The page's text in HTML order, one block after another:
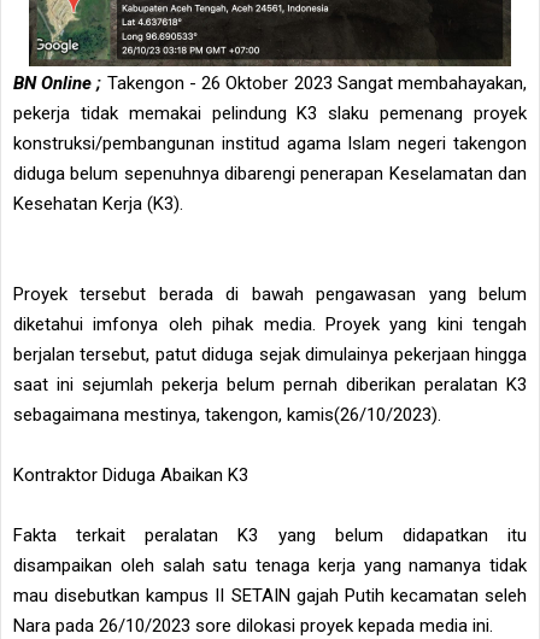
BN Online ; Takengon - 26 Oktober 2023 Sangat membahayakan,
pekerja tidak memakai pelindung K3 slaku pemenang proyek
konstruksi/pembangunan institud agama Islam negeri takengon
diduga belum sepenuhnya dibarengi penerapan Keselamatan dan
Kesehatan Kerja (K3).
Proyek tersebut berada di bawah pengawasan yang belum
diketahui imfonya oleh pihak media. Proyek yang kini tengah
berjalan tersebut, patut diduga sejak dimulainya pekerjaan hingga
saat ini sejumlah pekerja belum pernah diberikan peralatan K3
sebagaimana mestinya, takengon, kamis(26/10/2023).
Kontraktor Diduga Abaikan K3
Fakta terkait peralatan K3 yang belum didapatkan itu
disampaikan oleh salah satu tenaga kerja yang namanya tidak
mau disebutkan kampus II SETAIN gajah Putih kecamatan seleh
Nara pada 26/10/2023 sore dilokasi proyek kepada media ini.